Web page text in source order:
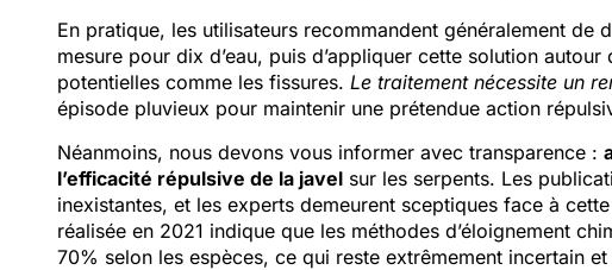
En pratique, les utilisateurs recommandent généralement de
mesure pour dix d’eau, puis d’appliquer cette solution
potentielles comme les fissures. Le traitement nécessite un
épisode pluvieux pour maintenir une prétendue action
Néanmoins, nous devons vous informer avec transparence :
l’efficacité répulsive de la javel sur les serpents. Les
inexistantes, et les experts demeurent sceptiques face à
réalisée en 2021 indique que les méthodes d’éloignement
70% selon les espèces, ce qui reste extrêmement incertain